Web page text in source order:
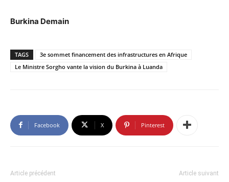
Burkina Demain
TAGS
3e sommet financement des infrastructures en Afrique
Le Ministre Sorgho vante la vision du Burkina à Luanda
Facebook X Pinterest
Article précédent Article suivant